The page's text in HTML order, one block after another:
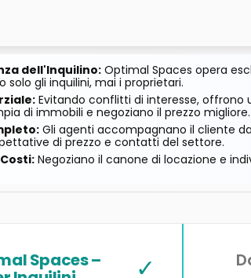
dell'Inquilino:Optimal Spaces opera
solo gli inquilini, mai i proprietari.
Evitando conflitti di interesse, offrono
di immobili e negoziano il prezzo migliore.
Gli agenti accompagnano il cliente
di prezzo e contatti del settore.
Negoziano il canone di locazione e
Spaces – ✓